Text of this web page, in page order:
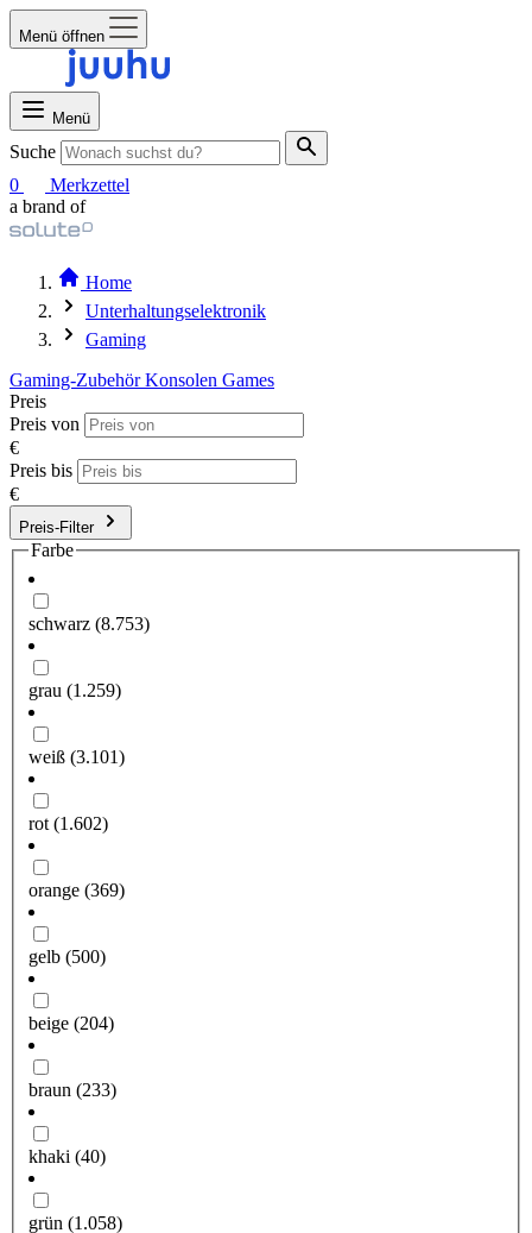
Menü öffnen
Menü
Suche
0
Merkzettel
a brand of
Home
Unterhaltungselektronik
Gaming
Gaming-ZubehörKonsolen Games
Preis
Preis von
€
Preis bis
€
Preis-Filter
Farbe
schwarz (8.753)
grau (1.259)
weiß (3.101)
rot (1.602)
orange (369)
gelb (500)
beige (204)
braun (233)
khaki (40)
grün (1.058)